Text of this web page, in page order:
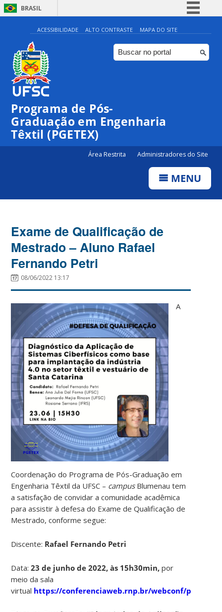
BRASIL
Simplifique!
Comunica BR
Participe
ACESSIBILIDADE ALTO CONTRASTE MAPA DO SITE
Programa de Pós-
Graduação em Engenharia
Têxtil (PGETEX)
Área Restrita Administradores do Site
MENU
Exame de Qualificação de
Mestrado – Aluno Rafael
Fernando Petri
08/06/2022 13:17
A
Coordenação do Programa de Pós-Graduação em
Engenharia Têxtil da UFSC – campusBlumenau tem
a satisfação de convidar a comunidade acadêmica
para assistir à defesa do Exame de Qualificação de
Mestrado, conforme segue:
Discente: Rafael Fernando Petri
Data: 23 de junho de 2022, às 15h30min, por
meio da sala
virtual https://conferenciaweb.rnp.br/webconf/pgetex